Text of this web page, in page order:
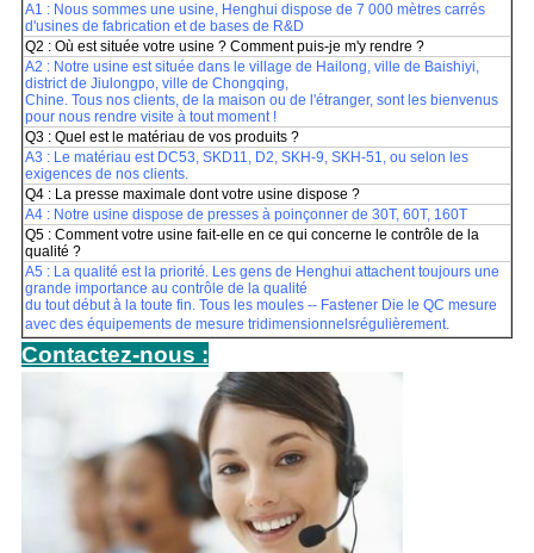
A1 : Nous sommes une usine, Henghui dispose de 7 000 mètres carrés
d'usines de fabrication et de bases de R&D
Q2 : Où est située votre usine ? Comment puis-je m'y rendre ?
A2 : Notre usine est située dans le village de Hailong, ville de Baishiyi,
district de Jiulongpo, ville de Chongqing,
Chine. Tous nos clients, de la maison ou de l'étranger, sont les bienvenus
pour nous rendre visite à tout moment !
Q3 : Quel est le matériau de vos produits ?
A3 : Le matériau est DC53, SKD11, D2, SKH-9, SKH-51, ou selon les
exigences de nos clients.
Q4 : La presse maximale dont votre usine dispose ?
A4 : Notre usine dispose de presses à poinçonner de 30T, 60T, 160T
Q5 : Comment votre usine fait-elle en ce qui concerne le contrôle de la
qualité ?
A5 : La qualité est la priorité. Les gens de Henghui attachent toujours une
grande importance au contrôle de la qualité
du tout début à la toute fin. Tous les moules -- Fastener Die le QC mesure
avec des équipements de mesure tridimensionnelsrégulièrement.
Contactez-nous :